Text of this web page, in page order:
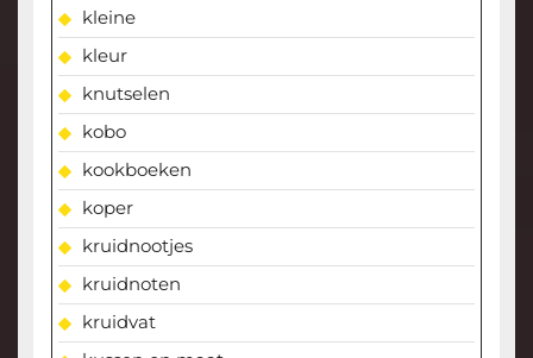
kleine
kleur
knutselen
kobo
kookboeken
koper
kruidnootjes
kruidnoten
kruidvat